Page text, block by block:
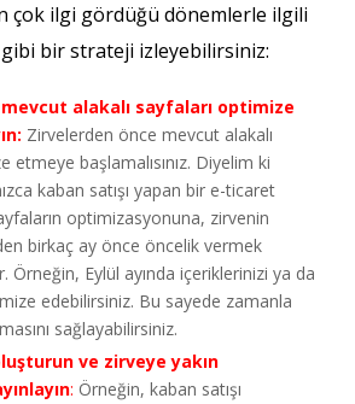
çok ilgi gördüğü dönemlerle ilgili
bir strateji izleyebilirsiniz:
alakalı sayfaları optimize
Zirvelerden önce mevcut alakalı
etmeye başlamalısınız. Diyelim ki
kaban satışı yapan bir e-ticaret
optimizasyonuna, zirvenin
birkaç ay önce öncelik vermek
Örneğin, Eylül ayında içeriklerinizi ya da
edebilirsiniz. Bu sayede zamanla
sağlayabilirsiniz.
ve zirveye yakın
: Örneğin, kaban satışı